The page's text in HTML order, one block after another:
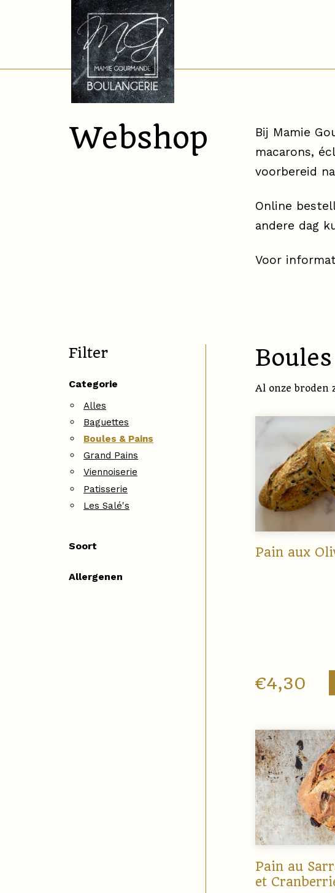
Webshop
Bij Mamie
macarons,
voorbereid
Online
andere dag
Voor
Filter
Categorie
Alles
Baguettes
Boules & Pains
Grand Pains
Viennoiserie
Patisserie
Les Salé's
Soort
Allergenen
Al onze broden
Pain aux
€4,30
Pain au
et